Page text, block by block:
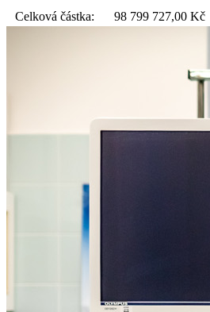
Celková částka: 98 799 727,00 Kč